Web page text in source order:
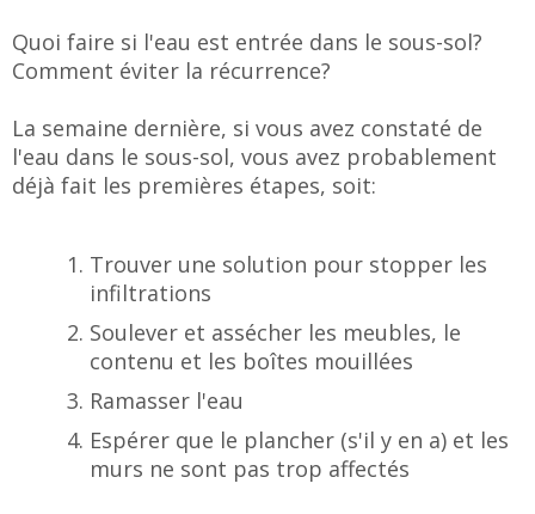
Quoi faire si l'eau est entrée dans le sous-sol?
Comment éviter la récurrence?
La semaine dernière, si vous avez constaté de
l'eau dans le sous-sol, vous avez probablement
déjà fait les premières étapes, soit:
Trouver une solution pour stopper les
infiltrations
Soulever et assécher les meubles, le
contenu et les boîtes mouillées
Ramasser l'eau
Espérer que le plancher (s'il y en a) et les
murs ne sont pas trop affectés